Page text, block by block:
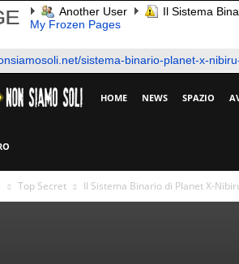
Another User
Il Sistema
My Frozen Pages
sistema-binario-planet-x-